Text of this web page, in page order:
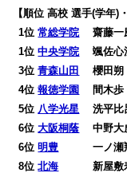
【順位 高校 選手(学年)
01位常総学院 齋藤一
01位中央学院 颯佐心
03位青森山田 櫻田
04位報徳学園 間木歩
05位 八学光星 洗平比
06位大阪桐蔭 中野大
06位明豊 一ノ瀬翔
08位北海 新屋敷寿